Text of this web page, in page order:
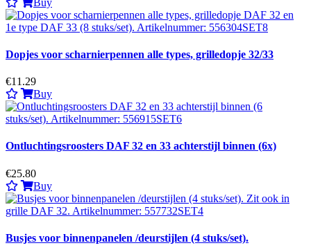
Dopjes voor scharnierpennen alle types, grilledopje 32/33
€11.29
Buy
Ontluchtingsroosters DAF 32 en 33 achterstijl binnen (6x)
€25.80
Buy
Busjes voor binnenpanelen /deurstijlen (4 stuks/set).